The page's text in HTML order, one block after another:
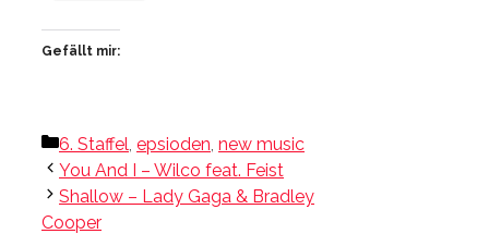
Gefällt mir:
Kategorien
6. Staffel, epsioden, new music
You And I – Wilco feat. Feist
Shallow – Lady Gaga & Bradley
Cooper